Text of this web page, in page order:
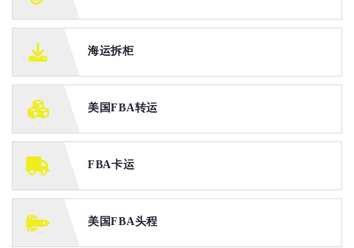
海运拆柜
美国FBA转运
FBA卡运
美国FBA头程